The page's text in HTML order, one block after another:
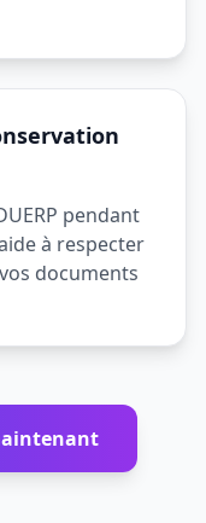
pendant
à respecter
documents